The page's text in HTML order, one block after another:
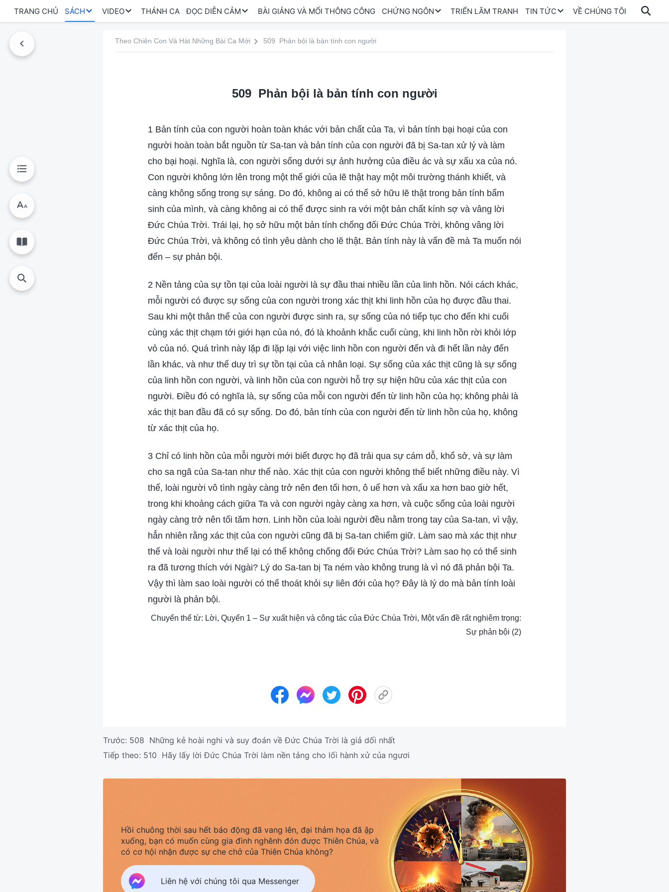
TRANG CHỦ SÁCH VIDEO THÁNH CA ĐỌC DIỄN CẢM BÀI GIẢNG VÀ MỐI THÔNG CÔNG CHỨNG NGÔN TRIỂN LÃM TRANH TIN TỨC VỀ CHÚNG TÔI
Theo Chiên Con Và Hát Những Bài Ca Mới 509 Phản bội là bản tính con người
509 Phản bội là bản tính con người
1 Bản tính của con người hoàn toàn khác với bản chất của Ta, vì bản tính bại hoại của con
người hoàn toàn bắt nguồn từ Sa-tan và bản tính của con người đã bị Sa-tan xử lý và làm
cho bại hoại. Nghĩa là, con người sống dưới sự ảnh hưởng của điều ác và sự xấu xa của nó.
Con người không lớn lên trong một thế giới của lẽ thật hay một môi trường thánh khiết, và
càng không sống trong sự sáng. Do đó, không ai có thể sở hữu lẽ thật trong bản tính bẩm
sinh của mình, và càng không ai có thể được sinh ra với một bản chất kính sợ và vâng lời
Đức Chúa Trời. Trái lại, họ sở hữu một bản tính chống đối Đức Chúa Trời, không vâng lời
Đức Chúa Trời, và không có tình yêu dành cho lẽ thật. Bản tính này là vấn đề mà Ta muốn nói
đến – sự phản bội.
2 Nền tảng của sự tồn tại của loài người là sự đầu thai nhiều lần của linh hồn. Nói cách khác,
mỗi người có được sự sống của con người trong xác thịt khi linh hồn của họ được đầu thai.
Sau khi một thân thể của con người được sinh ra, sự sống của nó tiếp tục cho đến khi cuối
cùng xác thịt chạm tới giới hạn của nó, đó là khoảnh khắc cuối cùng, khi linh hồn rời khỏi lớp
vỏ của nó. Quá trình này lặp đi lặp lại với việc linh hồn con người đến và đi hết lần này đến
lần khác, và như thế duy trì sự tồn tại của cả nhân loại. Sự sống của xác thịt cũng là sự sống
của linh hồn con người, và linh hồn của con người hỗ trợ sự hiện hữu của xác thịt của con
người. Điều đó có nghĩa là, sự sống của mỗi con người đến từ linh hồn của họ; không phải là
xác thịt ban đầu đã có sự sống. Do đó, bản tính của con người đến từ linh hồn của họ, không
từ xác thịt của họ.
3 Chỉ có linh hồn của mỗi người mới biết được họ đã trải qua sự cám dỗ, khổ sở, và sự làm
cho sa ngã của Sa-tan như thế nào. Xác thịt của con người không thể biết những điều này. Vì
thế, loài người vô tình ngày càng trở nên đen tối hơn, ô uế hơn và xấu xa hơn bao giờ hết,
trong khi khoảng cách giữa Ta và con người ngày càng xa hơn, và cuộc sống của loài người
ngày càng trở nên tối tăm hơn. Linh hồn của loài người đều nằm trong tay của Sa-tan, vì vậy,
hẳn nhiên rằng xác thịt của con người cũng đã bị Sa-tan chiếm giữ. Làm sao mà xác thịt như
thế và loài người như thế lại có thể không chống đối Đức Chúa Trời? Làm sao họ có thể sinh
ra đã tương thích với Ngài? Lý do Sa-tan bị Ta ném vào không trung là vì nó đã phản bội Ta.
Vậy thì làm sao loài người có thể thoát khỏi sự liên đới của họ? Đây là lý do mà bản tính loài
người là phản bội.
Chuyển thể từ: Lời, Quyển 1 – Sự xuất hiện và công tác của Đức Chúa Trời, Một vấn đề rất nghiêm trọng:
Sự phản bội (2)
Trước: 508 Những kẻ hoài nghi và suy đoán về Đức Chúa Trời là giả dối nhất
Tiếp theo: 510 Hãy lấy lời Đức Chúa Trời làm nền tảng cho lối hành xử của ngươi
Hồi chuông thời sau hết báo động đã vang lên, đại thảm họa đã ập
xuống, bạn có muốn cùng gia đình nghênh đón được Thiên Chúa, và
có cơ hội nhận được sự che chở của Thiên Chúa không?
Liên hệ với chúng tôi qua Messenger